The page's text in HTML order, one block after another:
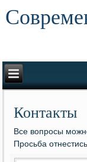
Контакты
Все вопросы
Просьба